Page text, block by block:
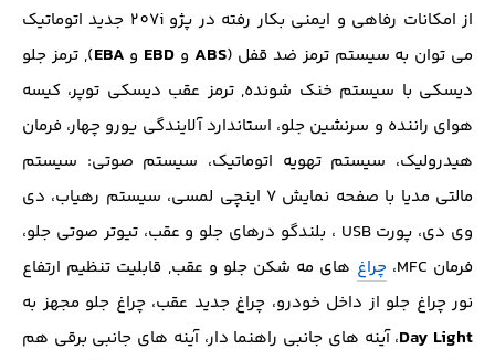
از امکانات رفاهی و ایمنی بکار رفته در پژو 207i جدید اتوماتیک
می‌ توان به سيستم ترمز ضد قفل (ABS و EBD ‌و EBA), ترمز جلو
ديسكي با سيستم خنك شونده, ترمز عقب ديسكي توپر، كيسه
هواي راننده و سرنشين جلو، استاندارد آلایندگی يورو چهار، فرمان
هیدرولیک، سیستم تهویه اتوماتيك، سیستم صوتی: سيستم
مالتي مديا با صفحه نمايش ۷ اينچي لمسي، سيستم رهياب، دي
وي دي، پورت USB ، بلندگو درهاي جلو و عقب، تيوتر صوتي جلو،
فرمان MFC،
چراغ های مه شكن جلو و عقب, قابليت تنظيم ارتفاع
نور چراغ جلو از داخل خودرو، چراغ جديد عقب، چراغ جلو مجهز به
Day Light، آينه هاي جانبي راهنما دار، آينه هاي جانبي برقي هم